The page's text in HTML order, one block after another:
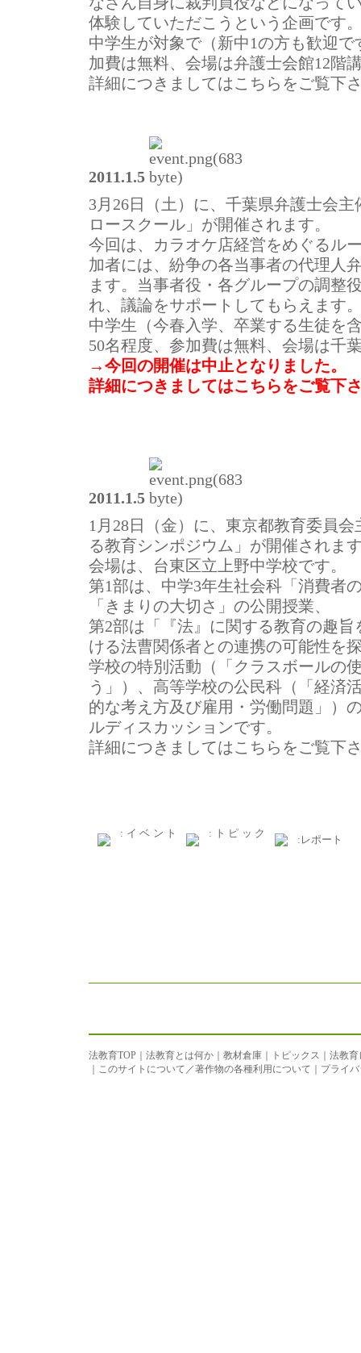
体験していただこうという企画です
中学生が対象で（新中1の方も歓迎
加費は無料、会場は弁護士会館12階
詳細につきましてはこちらをご覧下
2011.1.5
3月26日（土）に、千葉県弁護士会
ロースクール」が開催されます。
今回は、カラオケ店経営をめぐるル
加者には、紛争の各当事者の代理人
ます。当事者役・各グループの調整
れ、議論をサポートしてもらえます
中学生（今春入学、卒業する生徒を
50名程度、参加費は無料、会場は千
→今回の開催は中止となりました。
詳細につきましてはこちらをご覧下
2011.1.5
1月28日（金）に、東京都教育委員
る教育シンポジウム」が開催されま
会場は、台東区立上野中学校です。
第1部は、中学3年生社会科「消費者
「きまりの大切さ」の公開授業、
第2部は「『法』に関する教育の趣
ける法曹関係者との連携の可能性を
学校の特別活動（「クラスボールの
う」）、高等学校の公民科（「経済
的な考え方及び雇用・労働問題」）
ルディスカッションです。
詳細につきましてはこちらをご覧下
:イベント :トピック
:レポート
法教育TOP ｜ 法教育とは何か ｜ 教材倉庫 ｜ トピックス ｜ 法教育
｜ このサイトについて／著作物の各種利用について ｜ プライ